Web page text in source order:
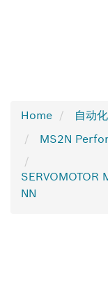
Home 自动化
MS2N
SERVOMOTOR
NN